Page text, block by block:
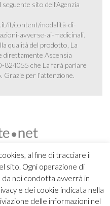
al fine di tracciare il
sito. Ogni operazione di
noi condotta avverrà in
e dei cookie indicata nella
delle informazioni nel
sito dell’Agenzia
it/content/modalità-di-
avverse-ai-medicinali.
qualità del prodotto, La
direttamente Ascensia
824055 che La farà parlare
per l’attenzione.